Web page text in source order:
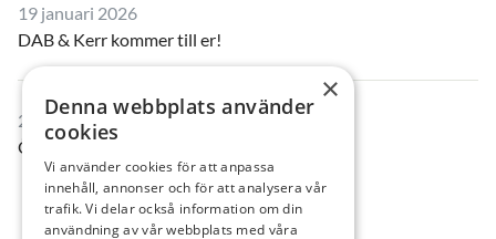
19 januari 2026
DAB & Kerr kommer till er!
23 december 2025
Öppettider i jul- och nyårshelgen
×
Denna webbplats använder
cookies
Vi använder cookies för att anpassa
innehåll, annonser och för att analysera vår
trafik. Vi delar också information om din
användning av vår webbplats med våra